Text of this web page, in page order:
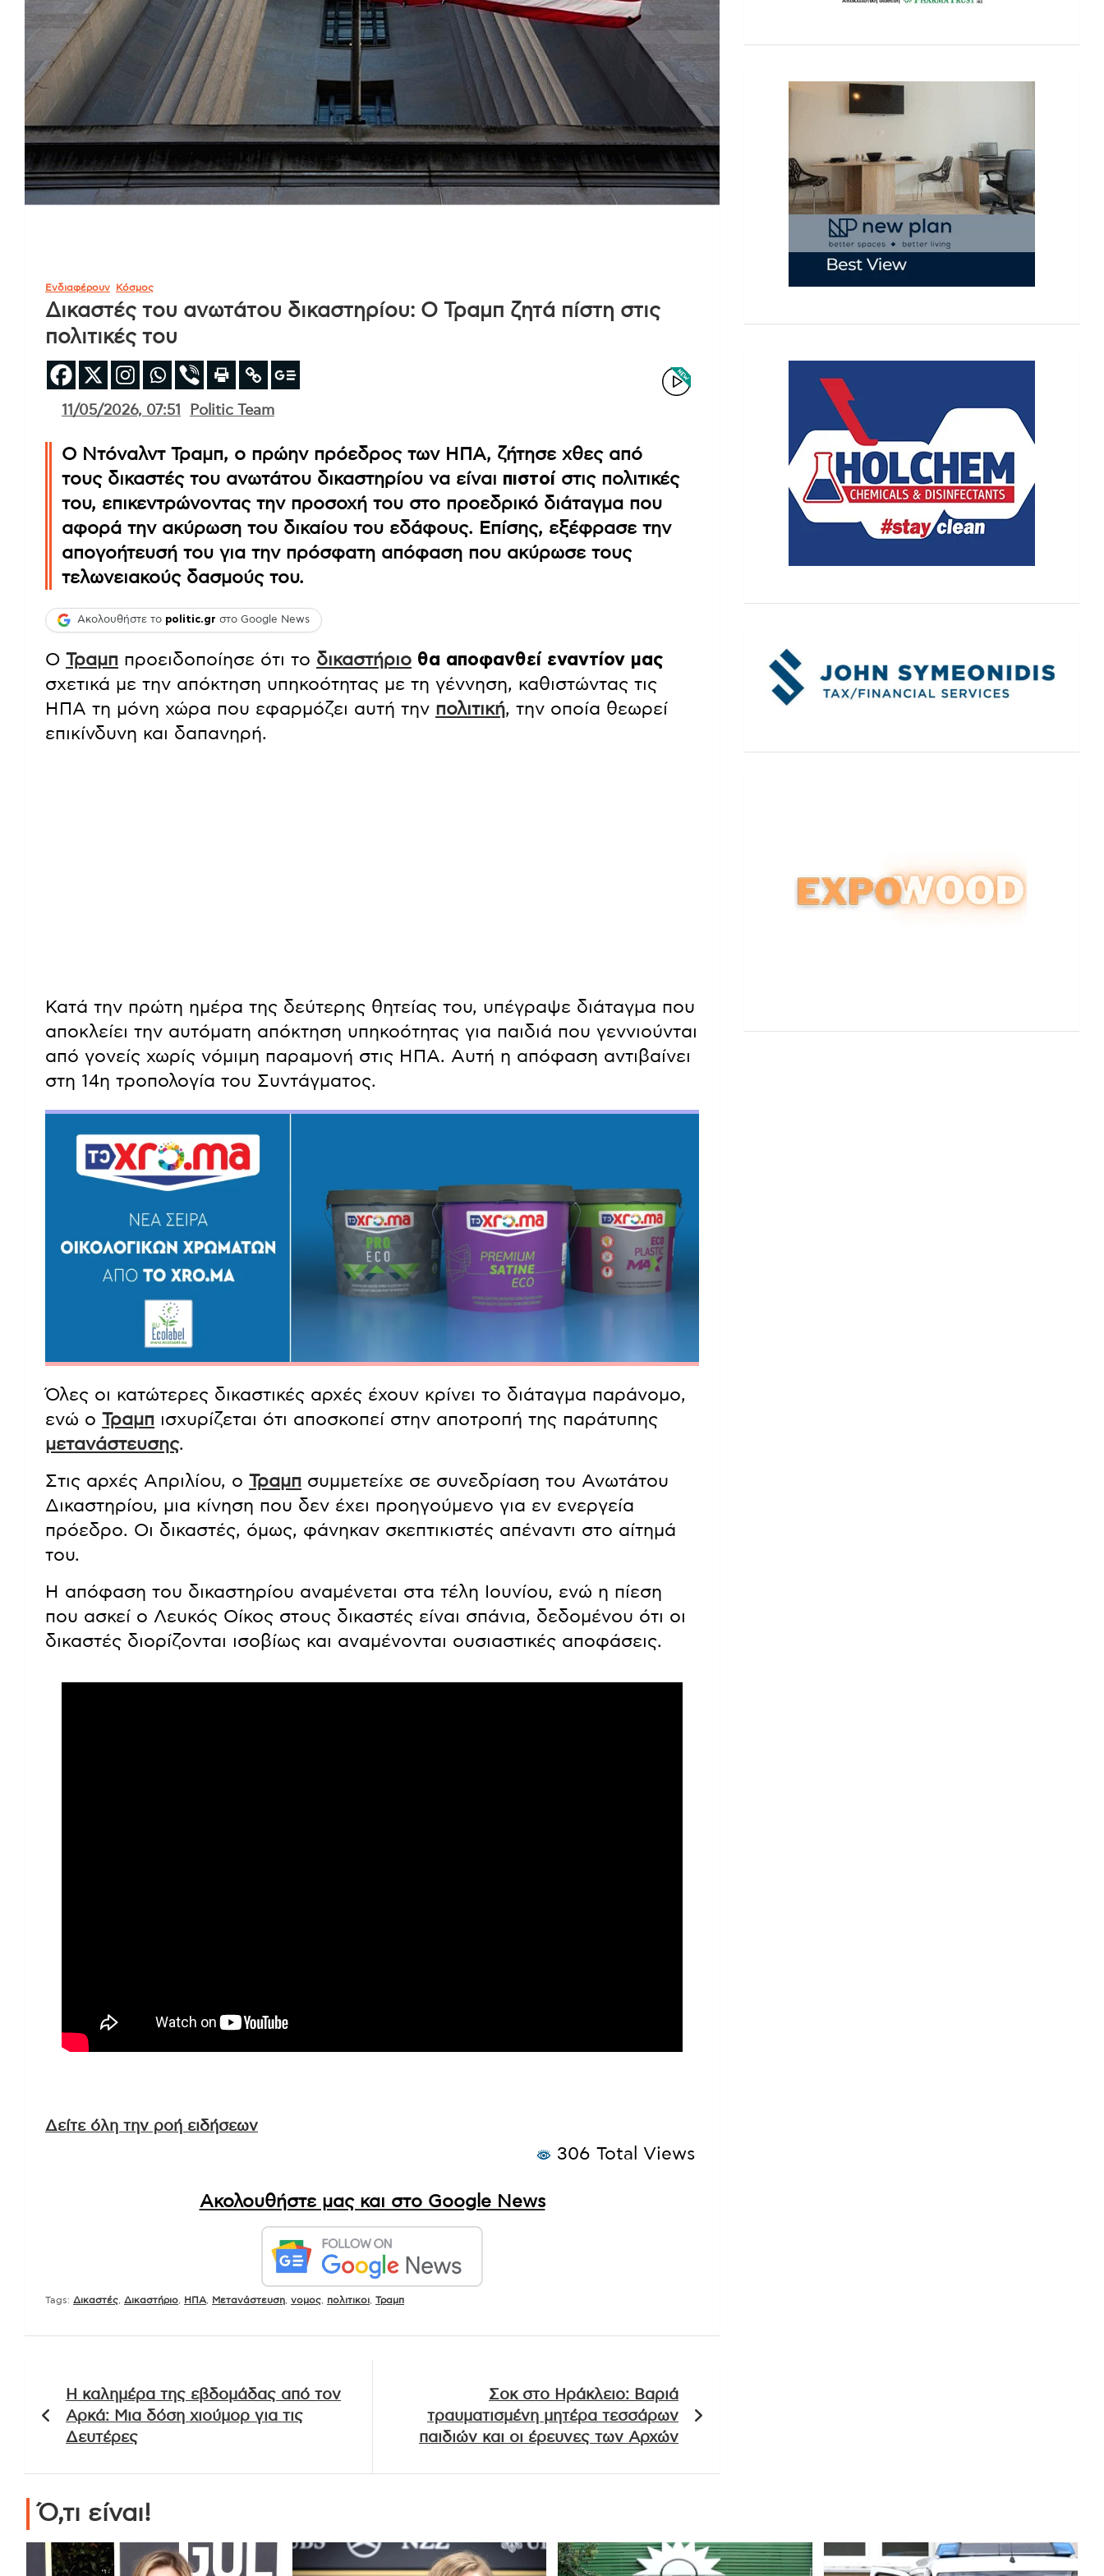
Ενδιαφέρουν Κόσμος
Δικαστές του ανωτάτου δικαστηρίου: Ο Τραμπ ζητά πίστη στις
πολιτικές του
11/05/2026, 07:51 Politic Team
Ο Ντόναλντ Τραμπ, ο πρώην πρόεδρος των ΗΠΑ, ζήτησε χθες από
τους δικαστές του ανωτάτου δικαστηρίου να είναι πιστοίστις πολιτικές
του, επικεντρώνοντας την προσοχή του στο προεδρικό διάταγμα που
αφορά την ακύρωση του δικαίου του εδάφους. Επίσης, εξέφρασε την
απογοήτευσή του για την πρόσφατη απόφαση που ακύρωσε τους
τελωνειακούς δασμούς του.
Ακολουθήστε το politic.gr στο Google News
Ο Τραμπ προειδοποίησε ότι το δικαστήριο θα αποφανθεί εναντίον μας
σχετικά με την απόκτηση υπηκοότητας με τη γέννηση, καθιστώντας τις
ΗΠΑ τη μόνη χώρα που εφαρμόζει αυτή την πολιτική, την οποία θεωρεί
επικίνδυνη και δαπανηρή.
Κατά την πρώτη ημέρα της δεύτερης θητείας του, υπέγραψε διάταγμα που
αποκλείει την αυτόματη απόκτηση υπηκοότητας για παιδιά που γεννιούνται
από γονείς χωρίς νόμιμη παραμονή στις ΗΠΑ. Αυτή η απόφαση αντιβαίνει
στη 14η τροπολογία του Συντάγματος.
Όλες οι κατώτερες δικαστικές αρχές έχουν κρίνει το διάταγμα παράνομο,
ενώ ο Τραμπ ισχυρίζεται ότι αποσκοπεί στην αποτροπή της παράτυπης
μετανάστευσης.
Στις αρχές Απριλίου, ο Τραμπ συμμετείχε σε συνεδρίαση του Ανωτάτου
Δικαστηρίου, μια κίνηση που δεν έχει προηγούμενο για εν ενεργεία
πρόεδρο. Οι δικαστές, όμως, φάνηκαν σκεπτικιστές απέναντι στο αίτημά
του.
Η απόφαση του δικαστηρίου αναμένεται στα τέλη Ιουνίου, ενώ η πίεση
που ασκεί ο Λευκός Οίκος στους δικαστές είναι σπάνια, δεδομένου ότι οι
δικαστές διορίζονται ισοβίως και αναμένονται ουσιαστικές αποφάσεις.
Δείτε όλη την ροή ειδήσεων
306 Total Views
Ακολουθήστε μας και στο Google News
Tags: Δικαστές Δικαστήριο ΗΠΑ Μετανάστευση νομος πολιτικοι Τραμπ
άρθρων
Η καλημέρα της εβδομάδας από τον
Αρκά: Μια δόση χιούμορ για τις
Δευτέρες
Σοκ στο Ηράκλειο: Βαριά
τραυματισμένη μητέρα τεσσάρων
παιδιών και οι έρευνες των Αρχών
Ό,τι είναι!